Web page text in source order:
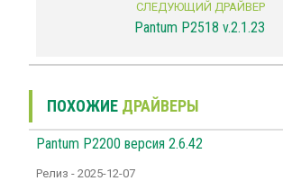
СЛЕДУЮЩИЙ ДРАЙВЕР
Pantum P2518 v.2.1.23
ПОХОЖИЕ ДРАЙВЕРЫ
Pantum P2200 версия 2.6.42
Релиз - 2025-12-07